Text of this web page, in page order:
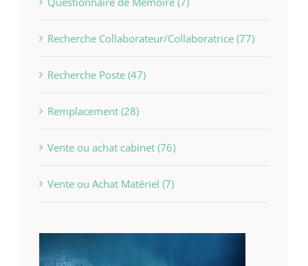
Recherche Collaborateur/Collaboratrice (77)
Recherche Poste (47)
Remplacement (28)
Vente ou achat cabinet (76)
Vente ou Achat Matériel (7)